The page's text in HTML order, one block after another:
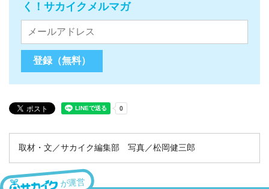
く！サカイクメルマガ
取材・文／サカイク編集部 写真／松岡健三郎
が運営